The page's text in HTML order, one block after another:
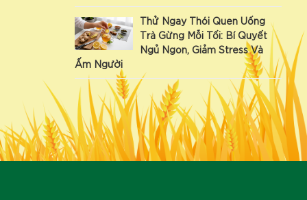
Thử Ngay Thói Quen Uống
Trà Gừng Mỗi Tối: Bí Quyết
Ngủ Ngon, Giảm Stress Và
Ấm Người